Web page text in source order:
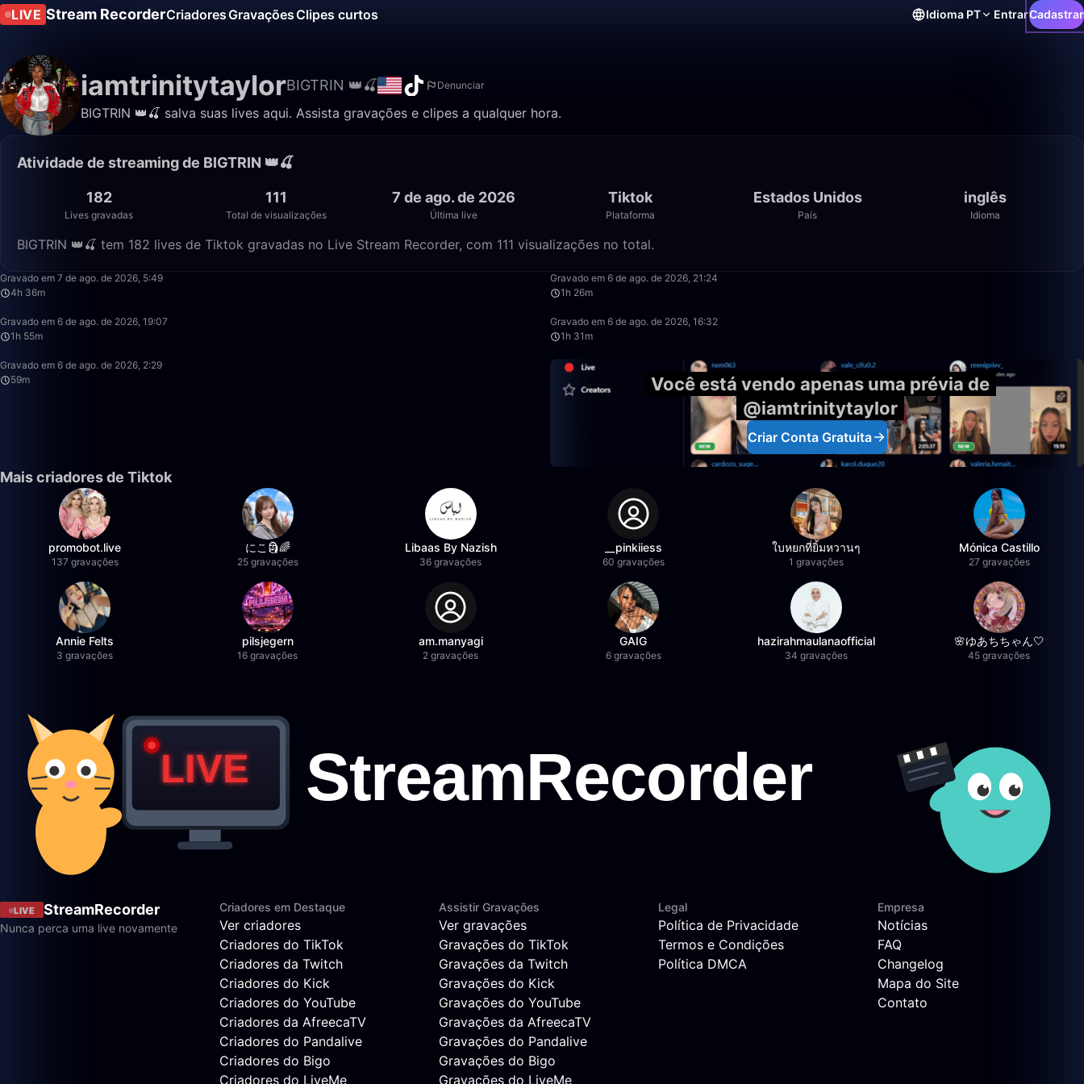
LIVE Stream RecorderCriadoresGravaçõesClipes curtos Idioma PT EntrarCadastrar
iamtrinitytaylorBIGTRIN 👑🍒 Denunciar
BIGTRIN 👑🍒 salva suas lives aqui. Assista gravações e clipes a qualquer hora.
Atividade de streaming de BIGTRIN 👑🍒
182
Lives gravadas
111
Total de visualizações
7 de ago. de 2026
Última live
Tiktok
Plataforma
Estados Unidos
País
inglês
Idioma
BIGTRIN 👑🍒 tem 182 lives de Tiktok gravadas no Live Stream Recorder, com 111 visualizações no total.
Gravado em 7 de ago. de 2026, 5:49
4h 36m
Gravado em 6 de ago. de 2026, 21:24
1h 26m
Gravado em 6 de ago. de 2026, 19:07
1h 55m
Gravado em 6 de ago. de 2026, 16:32
1h 31m
Gravado em 6 de ago. de 2026, 2:29
59m
Você está vendo apenas uma prévia de
@iamtrinitytaylor
Criar Conta Gratuita
Mais criadores de Tiktok
promobot.live
137 gravações
にこ🗿🌈
25 gravações
Libaas By Nazish
36 gravações
__pinkiiess
60 gravações
ใบหยกที่ยิ้มหวานๆ
1 gravações
Mónica Castillo
27 gravações
Annie Felts
3 gravações
pilsjegern
16 gravações
am.manyagi
2 gravações
GAIG
6 gravações
hazirahmaulanaofficial
34 gravações
🌸ゆあちちゃん🤍
45 gravações
LIVE StreamRecorder
Nunca perca uma live novamente
Criadores em Destaque
Ver criadores
Criadores do TikTok
Criadores da Twitch
Criadores do Kick
Criadores do YouTube
Criadores da AfreecaTV
Criadores do Pandalive
Criadores do Bigo
Criadores do LiveMe
Assistir Gravações
Ver gravações
Gravações do TikTok
Gravações da Twitch
Gravações do Kick
Gravações do YouTube
Gravações da AfreecaTV
Gravações do Pandalive
Gravações do Bigo
Gravações do LiveMe
Legal
Política de Privacidade
Termos e Condições
Política DMCA
Empresa
Notícias
FAQ
Changelog
Mapa do Site
Contato